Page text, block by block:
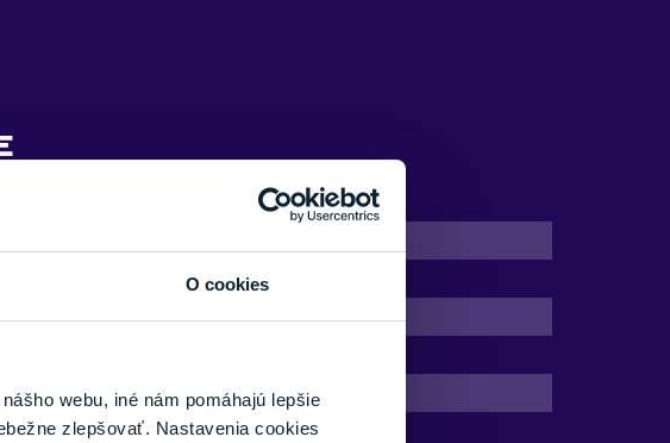
O cookies
webu, iné nám pomáhajú lepšie
zlepšovať. Nastavenia cookies
Bez odpruženia
RÁMU
Hliník
Giant